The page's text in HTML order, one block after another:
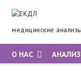
медицинские анализы
О НАС